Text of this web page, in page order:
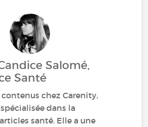
Salomé,
Santé
chez Carenity,
dans la
santé. Elle a une